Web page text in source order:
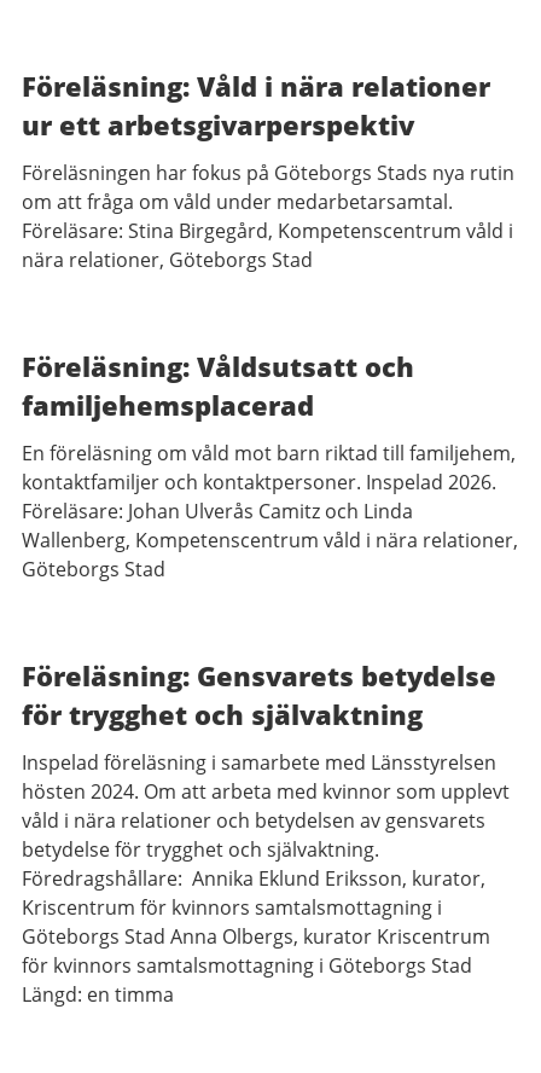
Föreläsning: Våld i nära relationer
ur ett arbetsgivarperspektiv
Föreläsningen har fokus på Göteborgs Stads nya rutin
om att fråga om våld under medarbetarsamtal.
Föreläsare: Stina Birgegård, Kompetenscentrum våld i
nära relationer, Göteborgs Stad
Föreläsning: Våldsutsatt och
familjehemsplacerad
En föreläsning om våld mot barn riktad till familjehem,
kontaktfamiljer och kontaktpersoner. Inspelad 2026.
Föreläsare: Johan Ulverås Camitz och Linda
Wallenberg, Kompetenscentrum våld i nära relationer,
Göteborgs Stad
Föreläsning: Gensvarets betydelse
för trygghet och självaktning
Inspelad föreläsning i samarbete med Länsstyrelsen
hösten 2024. Om att arbeta med kvinnor som upplevt
våld i nära relationer och betydelsen av gensvarets
betydelse för trygghet och självaktning.
Föredragshållare: Annika Eklund Eriksson, kurator,
Kriscentrum för kvinnors samtalsmottagning i
Göteborgs Stad Anna Olbergs, kurator Kriscentrum
för kvinnors samtalsmottagning i Göteborgs Stad
Längd: en timma